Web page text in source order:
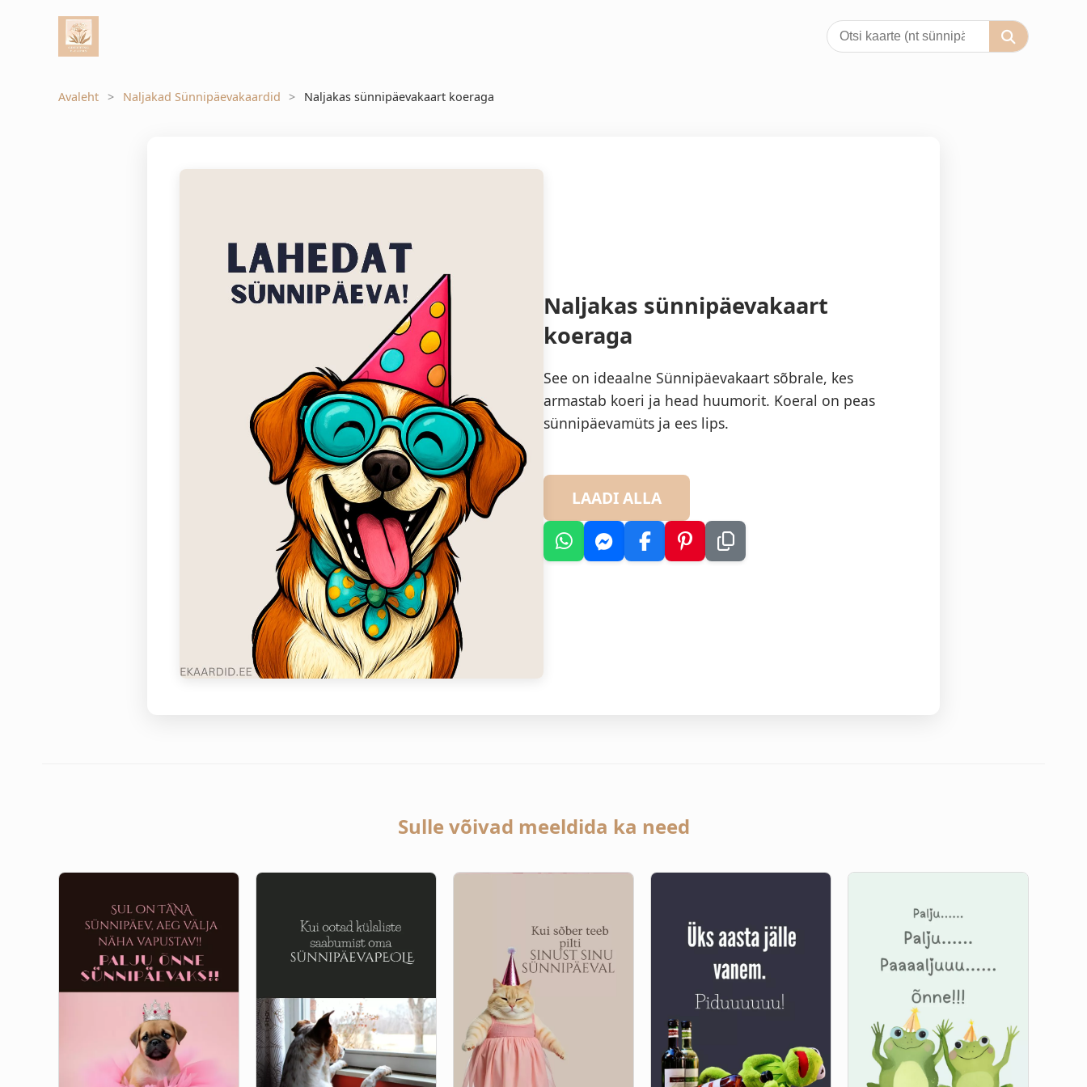
Avaleht Naljakad Sünnipäevakaardid Naljakas sünnipäevakaart koeraga
Naljakas sünnipäevakaart
koeraga
See on ideaalne Sünnipäevakaart sõbrale, kes
armastab koeri ja head huumorit. Koeral on peas
sünnipäevamüts ja ees lips.
LAADI ALLA
Sulle võivad meeldida ka need